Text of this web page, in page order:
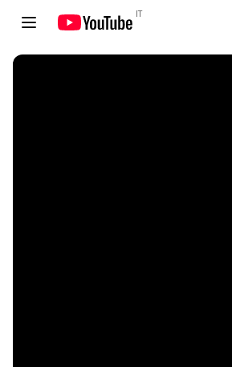
IT